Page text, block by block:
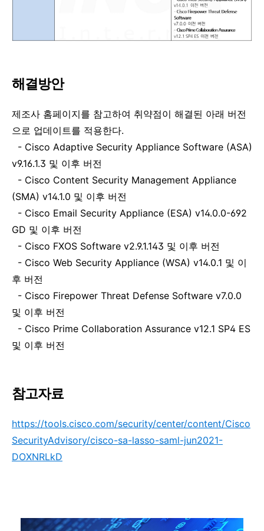
해결방안
제조사 홈페이지를 참고하여 취약점이 해결된 아래 버전
으로 업데이트를 적용한다.
- Cisco Adaptive Security Appliance Software (ASA)
v9.16.1.3 및 이후 버전
- Cisco Content Security Management Appliance
(SMA) v14.1.0 및 이후 버전
- Cisco Email Security Appliance (ESA) v14.0.0-692
GD 및 이후 버전
- Cisco FXOS Software v2.9.1.143 및 이후 버전
- Cisco Web Security Appliance (WSA) v14.0.1 및 이
후 버전
- Cisco Firepower Threat Defense Software v7.0.0
및 이후 버전
- Cisco Prime Collaboration Assurance v12.1 SP4 ES
및 이후 버전
참고자료
https://tools.cisco.com/security/center/content/Cisco
SecurityAdvisory/cisco-sa-lasso-saml-jun2021-
DOXNRLkD